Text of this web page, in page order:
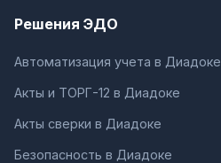
Решения ЭДО
Автоматизация учета в Диадоке
Акты и ТОРГ-12 в Диадоке
Акты сверки в Диадоке
Безопасность в Диадоке